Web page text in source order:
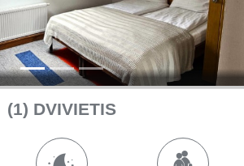
(1) DVIVIETIS